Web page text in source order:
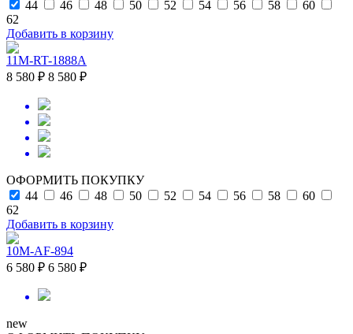
44
46 48 50 52 54 56 58
60
62
Добавить в корзину
11M-RT-1888A
8 580 ₽ 8 580 ₽
ОФОРМИТЬ ПОКУПКУ
44
46 48 50 52 54 56 58
60
62
Добавить в корзину
10M-AF-894
6 580 ₽ 6 580 ₽
new